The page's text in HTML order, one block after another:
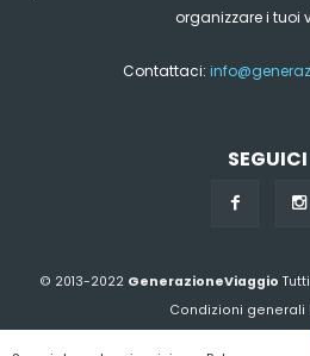
organizzare i tuoi
Contattaci:
SEGUICI
© 2013-2022 GenerazioneViaggio
Condizioni generali